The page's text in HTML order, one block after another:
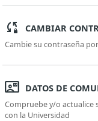
sync_lock CAMBIAR
Cambie su contraseña
contact_mail DATOS DE
Compruebe y/o actualice
con la Universidad